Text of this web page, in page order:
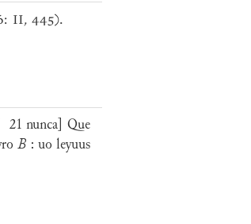
II, 445).
21 nunca] Que
B : uo leyuus